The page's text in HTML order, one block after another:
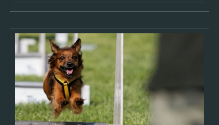
2018
2017
2016
2015
2014
2013